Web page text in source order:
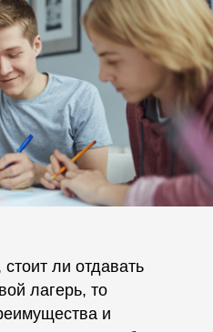
ли отдавать
лагерь, то
и